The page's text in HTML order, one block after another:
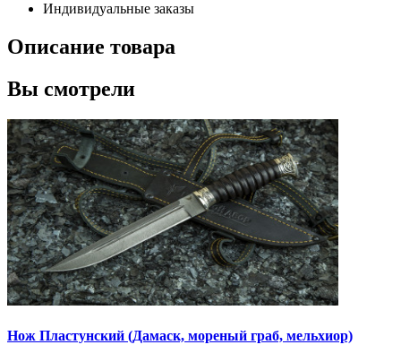
Индивидуальные заказы
Описание товара
Вы смотрели
Нож Пластунский (Дамаск, мореный граб, мельхиор)